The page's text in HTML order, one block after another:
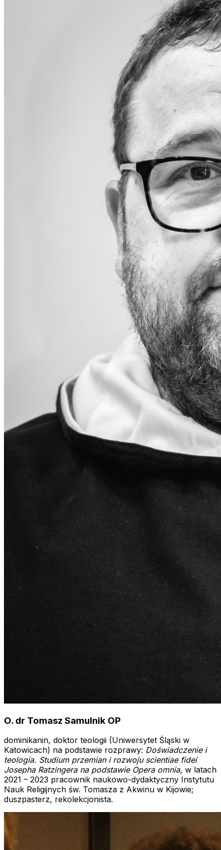
O. dr Tomasz Samulnik OP
dominikanin, doktor teologii (Uniwersytet Śląski w
Katowicach) na podstawie rozprawy: Doświadczenie i
teologia. Studium przemian i rozwoju scientiae fidei
Josepha Ratzingera na podstawie Opera omnia, w latach
2021 – 2023 pracownik naukowo-dydaktyczny Instytutu
Nauk Religijnych św. Tomasza z Akwinu w Kijowie;
duszpasterz, rekolekcjonista.